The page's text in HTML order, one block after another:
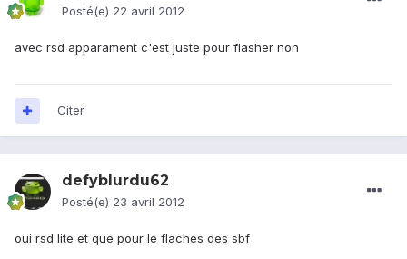
Posté(e) 22 avril 2012
avec rsd apparament c'est juste pour flasher non
Citer
defyblurdu62
Posté(e) 23 avril 2012
oui rsd lite et que pour le flaches des sbf